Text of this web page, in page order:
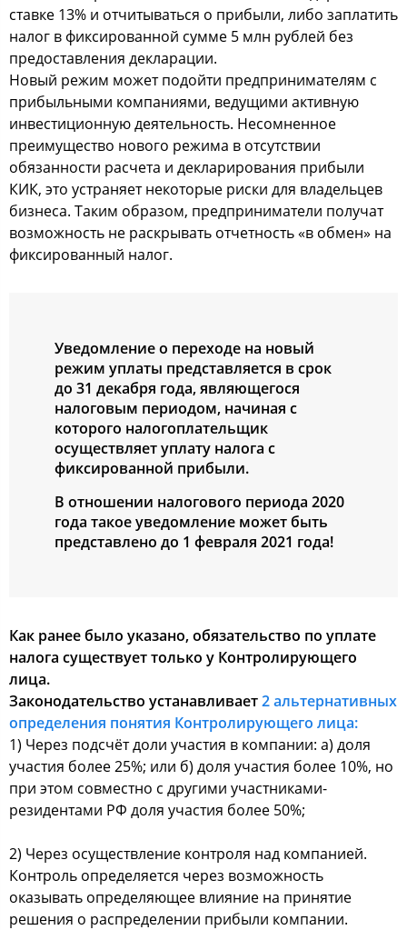
ставке 13% и отчитываться о прибыли, либо заплатить
налог в фиксированной сумме 5 млн рублей без
предоставления декларации.
Новый режим может подойти предпринимателям с
прибыльными компаниями, ведущими активную
инвестиционную деятельность. Несомненное
преимущество нового режима в отсутствии
обязанности расчета и декларирования прибыли
КИК, это устраняет некоторые риски для владельцев
бизнеса. Таким образом, предприниматели получат
возможность не раскрывать отчетность «в обмен» на
фиксированный налог.
Уведомление о переходе на новый
режим уплаты представляется в срок
до 31 декабря года, являющегося
налоговым периодом, начиная с
которого налогоплательщик
осуществляет уплату налога с
фиксированной прибыли.
В отношении налогового периода 2020
года такое уведомление может быть
представлено до 1 февраля 2021 года!
Как ранее было указано, обязательство по уплате
налога существует только у Контролирующего
лица.
Законодательство устанавливает2 альтернативных
определения понятия Контролирующего лица:
1) Через подсчёт доли участия в компании: а) доля
участия более 25%; или б) доля участия более 10%, но
при этом совместно с другими участниками-
резидентами РФ доля участия более 50%;
2) Через осуществление контроля над компанией.
Контроль определяется через возможность
оказывать определяющее влияние на принятие
решения о распределении прибыли компании.